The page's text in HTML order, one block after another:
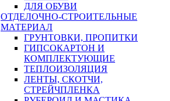
ДЛЯ ОБУВИ
ОТДЕЛОЧНО-СТРОИТЕЛЬНЫЕ
МАТЕРИАЛ
ГРУНТОВКИ, ПРОПИТКИ
ГИПСОКАРТОН И
КОМПЛЕКТУЮЩИЕ
ТЕПЛОИЗОЛЯЦИЯ
ЛЕНТЫ, СКОТЧИ,
СТРЕЙЧПЛЕНКА